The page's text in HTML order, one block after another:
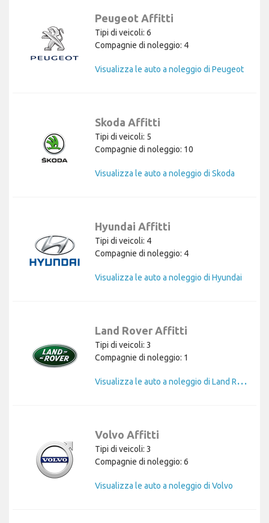
Peugeot Affitti
Tipi di veicoli: 6
Compagnie di noleggio: 4
Visualizza le auto a noleggio di Peugeot
Skoda Affitti
Tipi di veicoli: 5
Compagnie di noleggio: 10
Visualizza le auto a noleggio di Skoda
Hyundai Affitti
Tipi di veicoli: 4
Compagnie di noleggio: 4
Visualizza le auto a noleggio di Hyundai
Land Rover Affitti
Tipi di veicoli: 3
Compagnie di noleggio: 1
V
isualizza le auto a noleggio di Land Rover
Volvo Affitti
Tipi di veicoli: 3
Compagnie di noleggio: 6
Visualizza le auto a noleggio di Volvo